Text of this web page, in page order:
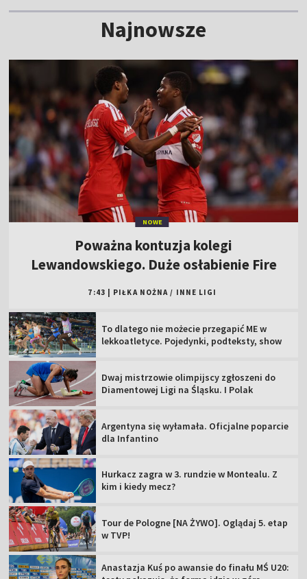
Najnowsze
NOWE
Poważna kontuzja kolegi
Lewandowskiego. Duże osłabienie Fire
7:43 PIŁKA NOŻNA / INNE LIGI
To dlatego nie możecie przegapić ME w
lekkoatletyce. Pojedynki, podteksty, show
Dwaj mistrzowie olimpijscy zgłoszeni do
Diamentowej Ligi na Śląsku. I Polak
Argentyna się wyłamała. Oficjalne poparcie
dla Infantino
Hurkacz zagra w 3. rundzie w Montealu. Z
kim i kiedy mecz?
Tour de Pologne [NA ŻYWO]. Oglądaj 5. etap
w TVP!
Anastazja Kuś po awansie do finału MŚ U20: